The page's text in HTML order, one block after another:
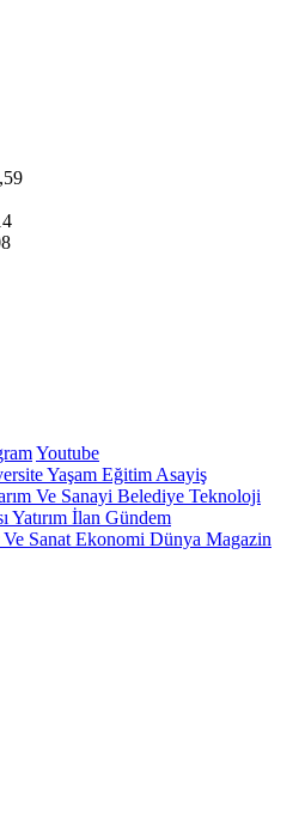
Youtube
Yaşam Eğitim Asayiş
Ve Sanayi Belediye Teknoloji
Yatırım İlan Gündem
Sanat Ekonomi Dünya Magazin